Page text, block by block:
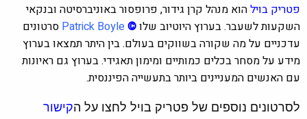
פטריק בוילהוא מנהל קרן גידור, פרופסור באוניברסיטה ובנקאי
השקעות לשעבר. בערוץ היוטיוב שלו©
Patrick Boyleסרטונים
עדכניים על מה שקורה בשווקים בעולם. בין היתר תמצאו בערוץ
מידע על מסחר בכלים כמותיים ומימון תאגידי. בערוץ גם ראיונות
עם האנשים המעניינים ביותר בתעשייה הפיננסית.
לסרטונים נוספים של פטריק בויל לחצו על ה קישור